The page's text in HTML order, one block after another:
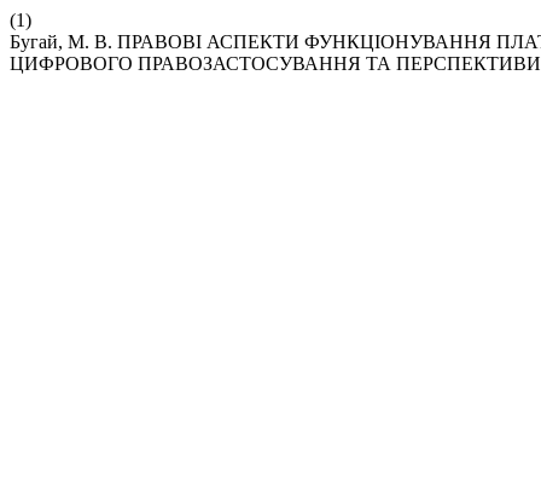
(1)
Бугай, М. В. ПРАВОВІ АСПЕКТИ ФУНКЦІОНУВАННЯ
ЦИФРОВОГО ПРАВОЗАСТОСУВАННЯ ТА